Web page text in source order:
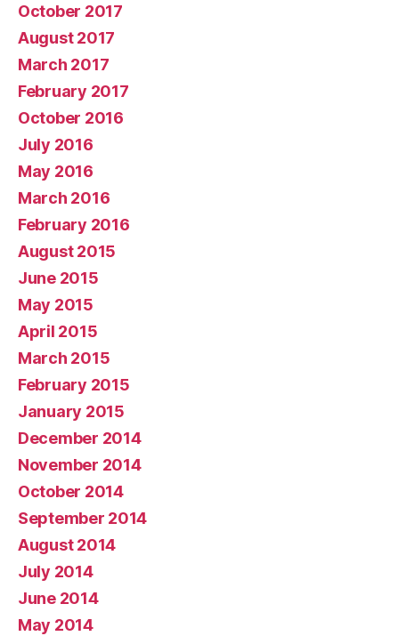
October 2017
August 2017
March 2017
February 2017
October 2016
July 2016
May 2016
March 2016
February 2016
August 2015
June 2015
May 2015
April 2015
March 2015
February 2015
January 2015
December 2014
November 2014
October 2014
September 2014
August 2014
July 2014
June 2014
May 2014